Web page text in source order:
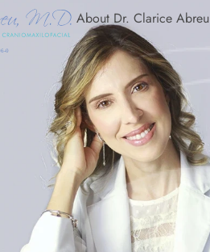
About Dr. Clarice Abreu